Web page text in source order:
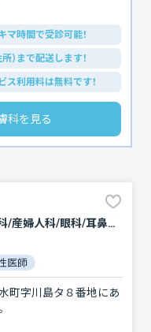
マ時間で受診可能！
）まで配送します！
ス利用料は無料です！
科を見る
内科/循環器科/外科/整形外科/小児科/産婦人科/眼科/耳鼻咽喉科/皮膚科/泌尿器科/リハビリテーション/放射線科
医師
町字川島タ８番地にあ